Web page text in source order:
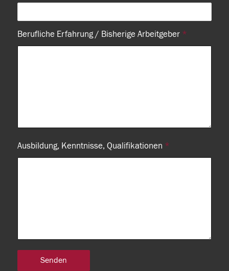
Berufliche Erfahrung / Bisherige Arbeitgeber *
Ausbildung, Kenntnisse, Qualifikationen *